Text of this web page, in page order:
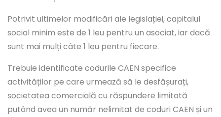
Potrivit ultimelor modificări ale legislației, capitalul
social minim este de 1 leu pentru un asociat, iar dacă
sunt mai mulți câte 1 leu pentru fiecare.
Trebuie identificate codurile CAEN specifice
activităților pe care urmează să le desfășurați,
societatea comercială cu răspundere limitată
putând avea un număr nelimitat de coduri CAEN și un